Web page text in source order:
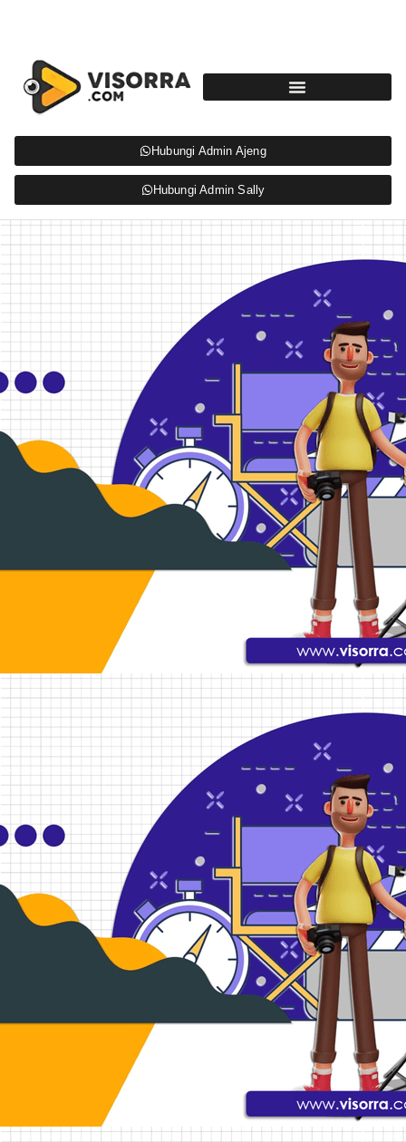
Hubungi Admin Ajeng
Hubungi Admin Sally